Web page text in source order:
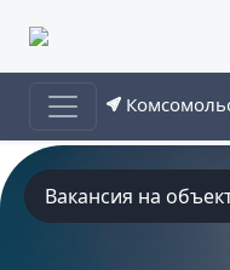
Вакансия на